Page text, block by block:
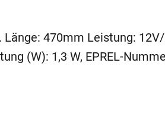
470mm Leistung: 12V/
(W): 1,3 W, EPREL-